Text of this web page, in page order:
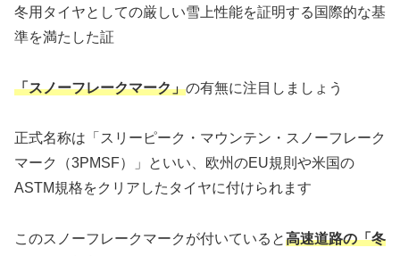
冬用タイヤとしての厳しい雪上性能を証明する国際的な基
準を満たした証
「スノーフレークマーク」の有無に注目しましょう
正式名称は「スリーピーク・マウンテン・スノーフレーク
マーク（3PMSF）」といい、欧州のEU規則や米国の
ASTM規格をクリアしたタイヤに付けられます
このスノーフレークマークが付いていると高速道路の「冬